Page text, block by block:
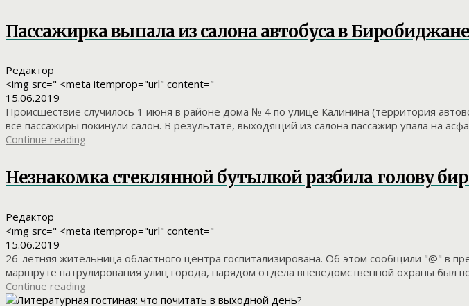
Пассажирка выпала из салона автобуса в Биробиджане
Редактор
<img src=" <meta itemprop="url" content="
15.06.2019
Происшествие случилось 1 июня в районе дома № 4 по улице Калинина (территория
все пассажиры покинули салон. В результате, выходящий из салона пассажир упала на
Continue reading
Незнакомка стеклянной бутылкой разбила голову
Редактор
<img src=" <meta itemprop="url" content="
15.06.2019
26-летняя жительница областного центра госпитализирована. Об этом сообщили "@" в
маршруте патрулирования улиц города, нарядом отдела вневедомственной охраны был
Continue reading